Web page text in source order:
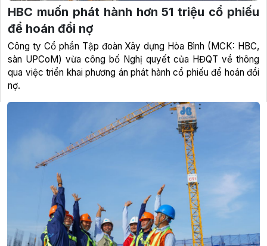
HBC muốn phát hành hơn 51 triệu cổ phiếu
để hoán đổi nợ
Công ty Cổ phần Tập đoàn Xây dựng Hòa Bình (MCK: HBC,
sàn UPCoM) vừa công bố Nghị quyết của HĐQT về thông
qua việc triển khai phương án phát hành cổ phiếu để hoán đổi
nợ.